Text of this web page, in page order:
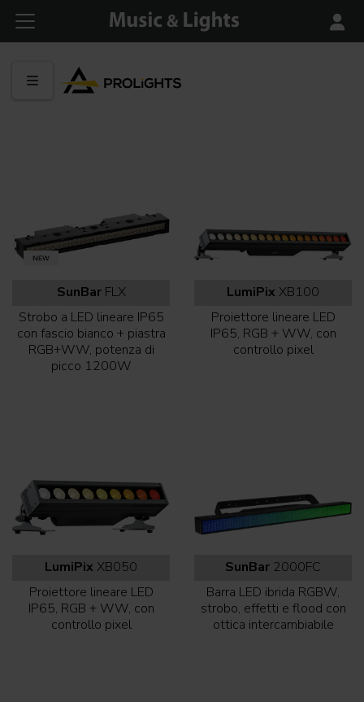
SunBar FLX
Strobo a LED lineare IP65
con fascio bianco + piastra
RGB+WW, potenza di
picco 1200W
LumiPix XB100
Proiettore lineare LED
IP65, RGB + WW, con
controllo pixel
LumiPix XB050
Proiettore lineare LED
IP65, RGB + WW, con
controllo pixel
SunBar 2000FC
Barra LED ibrida RGBW,
strobo, effetti e flood con
ottica intercambiabile